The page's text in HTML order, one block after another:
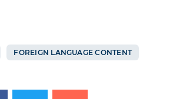
FOREIGN LANGUAGE CONTENT